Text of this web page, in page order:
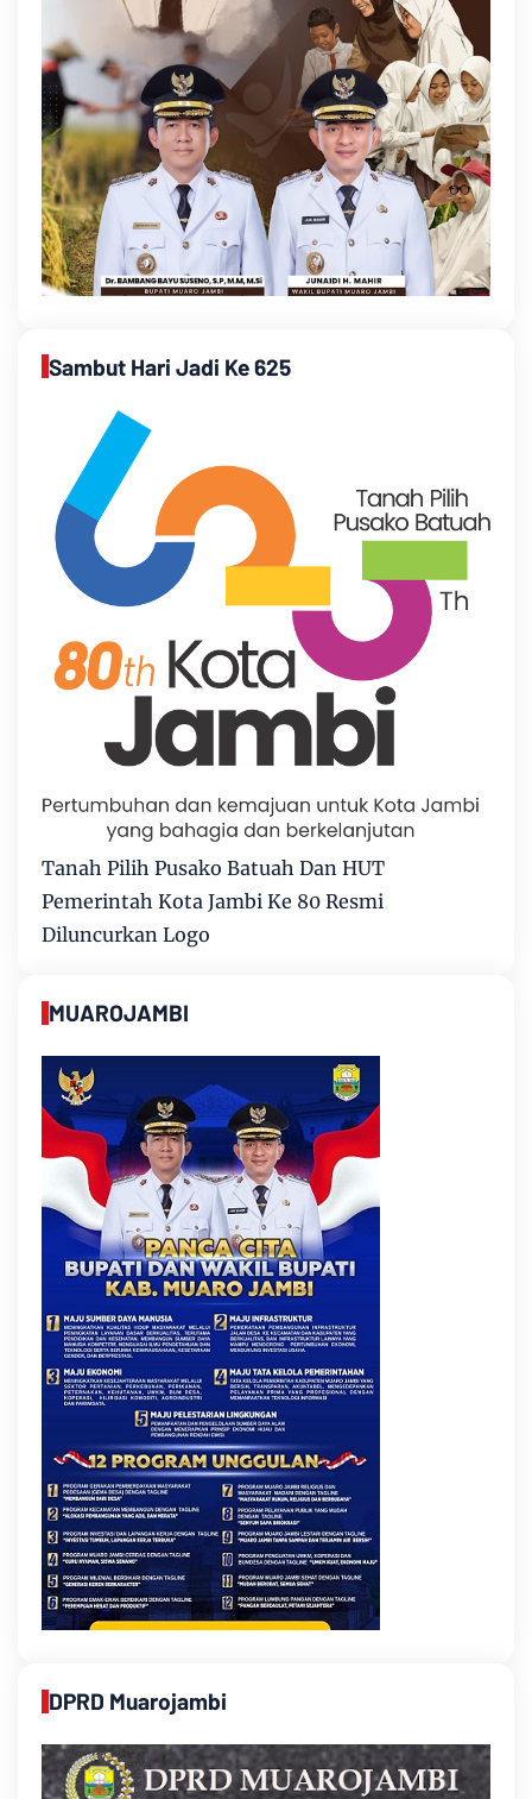
Sambut Hari Jadi Ke 625
Tanah Pilih Pusako Batuah Dan HUT
Pemerintah Kota Jambi Ke 80 Resmi
Diluncurkan Logo
MUAROJAMBI
DPRD Muarojambi